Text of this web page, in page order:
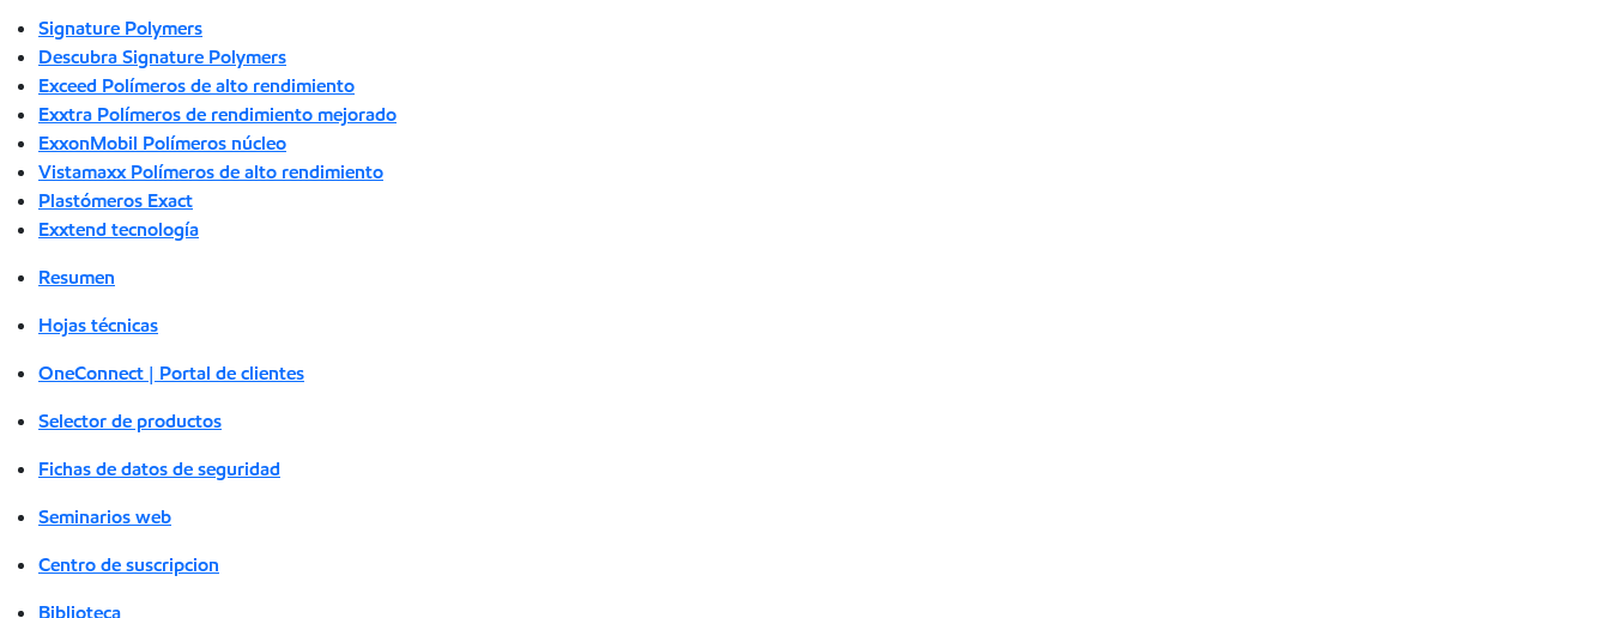
Signature Polymers
Descubra Signature Polymers
Exceed Polímeros de alto rendimiento
Exxtra Polímeros de rendimiento mejorado
ExxonMobil Polímeros núcleo
Vistamaxx Polímeros de alto rendimiento
Plastómeros Exact
Exxtend tecnología
Resumen
Hojas técnicas
OneConnect | Portal de clientes
Selector de productos
Fichas de datos de seguridad
Seminarios web
Centro de suscripcion
Biblioteca